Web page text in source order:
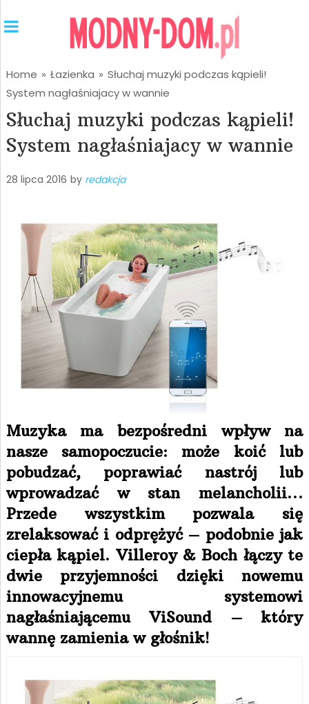
Home » Łazienka » Słuchaj muzyki podczas kąpieli!
System nagłaśniajacy w wannie
Słuchaj muzyki podczas kąpieli!
System nagłaśniajacy w wannie
28 lipca 2016 by redakcja
Muzyka ma bezpośredni wpływ na
nasze samopoczucie: może koić lub
pobudzać, poprawiać nastrój lub
wprowadzać w stan melancholii…
Przede wszystkim pozwala się
zrelaksować i odprężyć – podobnie jak
ciepła kąpiel. Villeroy & Boch łączy te
dwie przyjemności dzięki nowemu
innowacyjnemu systemowi
nagłaśniającemu ViSound – który
wannę zamienia w głośnik!